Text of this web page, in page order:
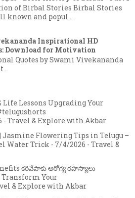
of Birbal Stories Birbal Stories
known and popul...
Inspirational HD
Download for Motivation
Quotes by Swami Vivekananda
Life Lessons Upgrading Your
- Travel & Explore with Akbar
Flowering Tips in Telugu –
Water Trick - 7/4/2026 - Travel &
కరివేపాకు ఆరోగ్య రహస్యాలు
Your
& Explore with Akbar